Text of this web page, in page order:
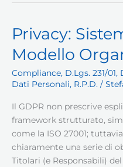
Privacy:
Modello
Compliance, D.Lgs. 231/01,
Dati Personali, R.P.D. /
Il GDPR non prescrive
framework strutturato,
come la ISO 27001;
chiaramente una serie di
Titolari (e Responsabili)